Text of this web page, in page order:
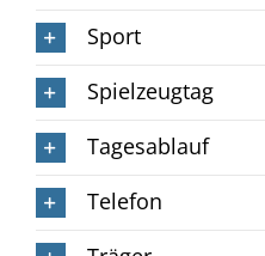
Sport
Spielzeugtag
Tagesablauf
Telefon